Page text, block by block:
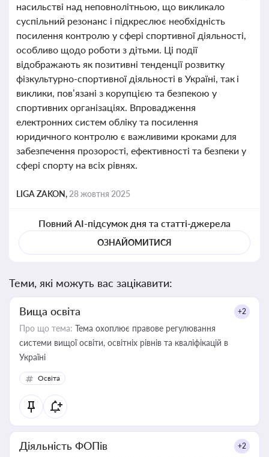
насильстві над неповнолітньою, що викликало
суспільний резонанс і підкреслює необхідність
посилення контролю у сфері спортивної діяльності,
особливо щодо роботи з дітьми. Ці події
відображають як позитивні тенденції розвитку
фізкультурно-спортивної діяльності в Україні, так і
виклики, пов’язані з корупцією та безпекою у
спортивних організаціях. Впровадження
електронних систем обліку та посилення
юридичного контролю є важливими кроками для
забезпечення прозорості, ефективності та безпеки у
сфері спорту на всіх рівнях.
LIGA ZAKON, 28 жовтня 2025
Повний AI-підсумок дня та статті-джерела
ОЗНАЙОМИТИСЯ
Теми, які можуть вас зацікавити:
Вища освіта +2
Про що тема: Тема охоплює правове регулювання
системи вищої освіти, освітніх рівнів та кваліфікацій в
Україні
Освіта
Діяльність ФОПів +2